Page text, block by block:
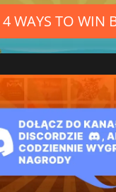
4 WAYS TO WIN